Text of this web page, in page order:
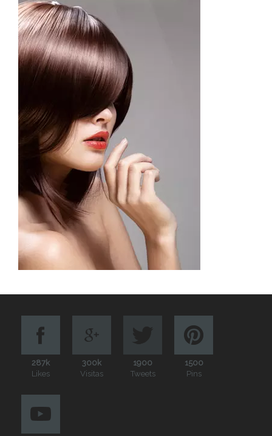
287k
Likes
300k
Visitas
1900
Tweets
1500
Pins